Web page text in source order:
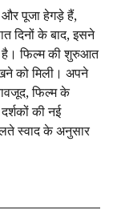
और पूजा हेगड़े हैं,
दिनों के बाद, इसने
है। फिल्म की शुरुआत
को मिली। अपने
फिल्म के
की नई
स्वाद के अनुसार